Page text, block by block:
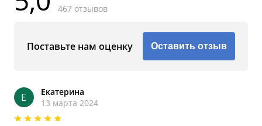
467 отзывов
Поставьте нам оценку Оставить отзыв
Е
Екатерина
13 марта 2024